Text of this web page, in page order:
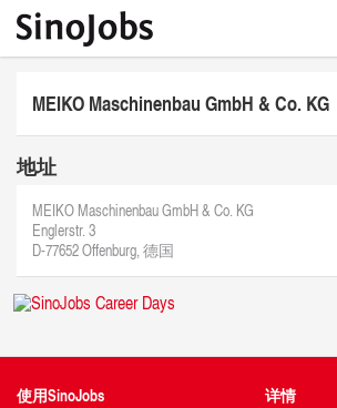
MEIKO Maschinenbau GmbH & Co. KG
地址
MEIKO Maschinenbau GmbH & Co. KG
Englerstr. 3
D-77652 Offenburg, 德国
使用SinoJobs 详情